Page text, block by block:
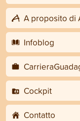
A proposito di
Infoblog
Cockpit
Contatto